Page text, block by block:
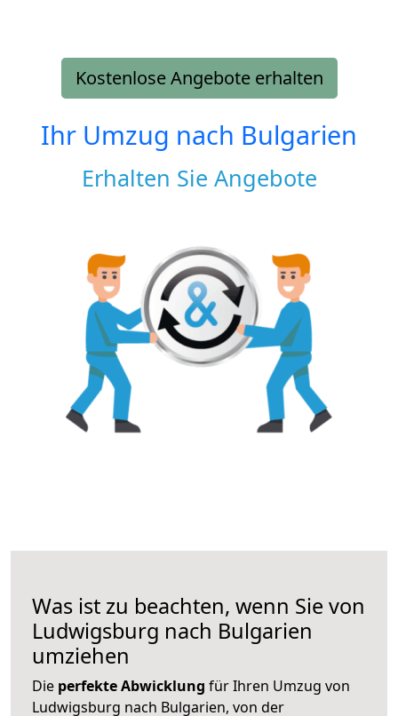
Kostenlose Angebote erhalten
Ihr Umzug nach Bulgarien
Erhalten Sie Angebote
Was ist zu beachten, wenn Sie von
Ludwigsburg nach Bulgarien
umziehen
Die perfekte Abwicklung für Ihren Umzug von
Ludwigsburg nach Bulgarien, von der